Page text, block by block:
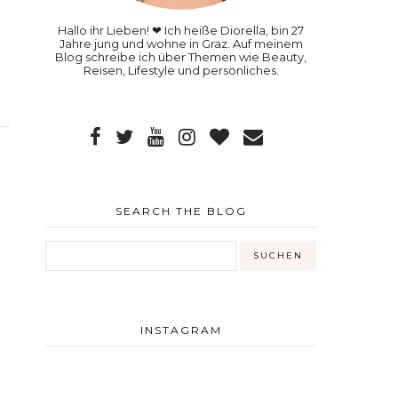
Hallo ihr Lieben! ❤ Ich heiße Diorella, bin 27
Jahre jung und wohne in Graz. Auf meinem
Blog schreibe ich über Themen wie Beauty,
Reisen, Lifestyle und persönliches.
SEARCH THE BLOG
INSTAGRAM